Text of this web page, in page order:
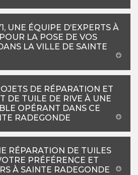
UNE ÉQUIPE D’EXPERTS À
LA POSE DE VOS
LA VILLE DE SAINTE
DE RÉPARATION ET
DE TUILE DE RIVE À UNE
OPÉRANT DANS CE
RADEGONDE
RÉPARATION DE TUILES
PRÉFÉRENCE ET
À SAINTE RADEGONDE